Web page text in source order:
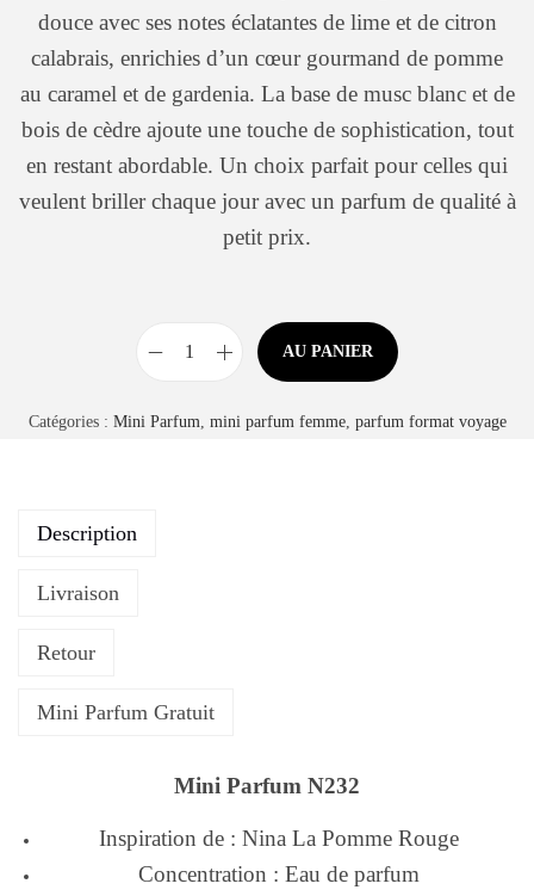
douce avec ses notes éclatantes de lime et de citron
calabrais, enrichies d’un cœur gourmand de pomme
au caramel et de gardenia. La base de musc blanc et de
bois de cèdre ajoute une touche de sophistication, tout
en restant abordable. Un choix parfait pour celles qui
veulent briller chaque jour avec un parfum de qualité à
petit prix.
AU PANIER
Catégories : Mini Parfum, mini parfum femme, parfum format voyage
Description
Livraison
Retour
Mini Parfum Gratuit
Mini Parfum N232
Inspiration de : Nina La Pomme Rouge
Concentration : Eau de parfum